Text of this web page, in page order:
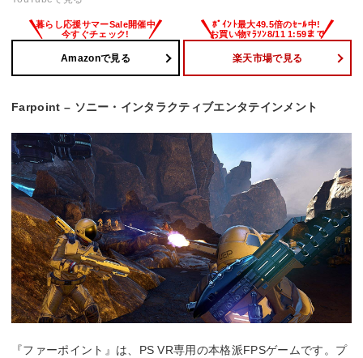
Amazonで見る 楽天市場で見る
Farpoint – ソニー・インタラクティブエンタテインメント
『ファーポイント』は、PS VR専用の本格派FPSゲームです。プ